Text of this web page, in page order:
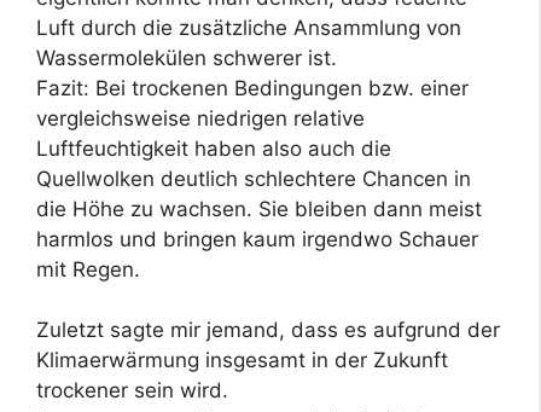
Luft durch die zusätzliche Ansammlung von
Wassermolekülen schwerer ist.
Fazit: Bei trockenen Bedingungen bzw. einer
vergleichsweise niedrigen relative
Luftfeuchtigkeit haben also auch die
Quellwolken deutlich schlechtere Chancen in
die Höhe zu wachsen. Sie bleiben dann meist
harmlos und bringen kaum irgendwo Schauer
mit Regen.
Zuletzt sagte mir jemand, dass es aufgrund der
Klimaerwärmung insgesamt in der Zukunft
trockener sein wird.